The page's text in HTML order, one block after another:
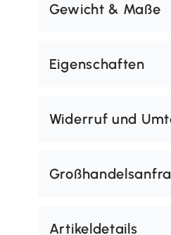
Gewicht & Maße
Eigenschaften
Widerruf und
Artikeldetails